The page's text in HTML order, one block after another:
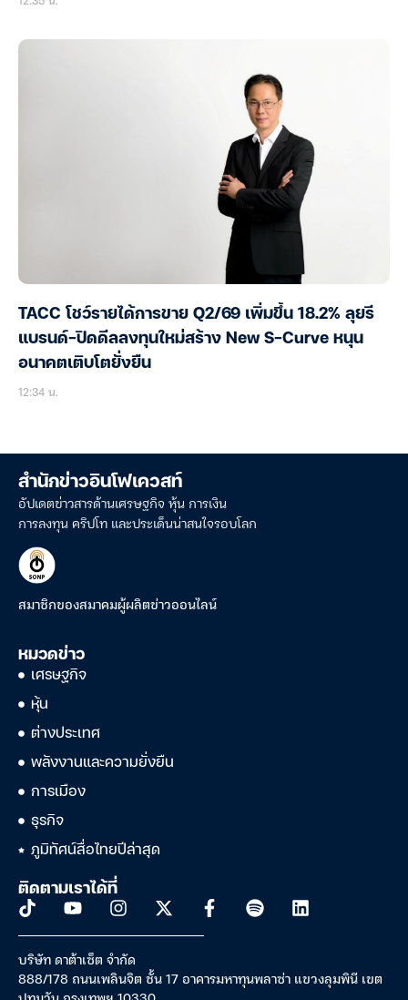
TACC โชว์รายได้การขาย Q2/69 เพิ่มขึ้น 18.2% ลุยรี
แบรนด์-ปิดดีลลงทุนใหม่สร้าง New S-Curve หนุน
อนาคตเติบโตยั่งยืน
12:34 น.
สำนักข่าวอินโฟเควสท์
อัปเดตข่าวสารด้านเศรษฐกิจ หุ้น การเงิน
การลงทุน คริปโท และประเด็นน่าสนใจรอบโลก
สมาชิกของสมาคมผู้ผลิตข่าวออนไลน์
หมวดข่าว
เศรษฐกิจ
หุ้น
ต่างประเทศ
พลังงานและความยั่งยืน
การเมือง
ธุรกิจ
ภูมิทัศน์สื่อไทยปีล่าสุด
ติดตามเราได้ที่
บริษัท ดาต้าเซ็ต จำกัด
888/178 ถนนเพลินจิต ชั้น 17 อาคารมหาทุนพลาซ่า แขวงลุมพินี เขต